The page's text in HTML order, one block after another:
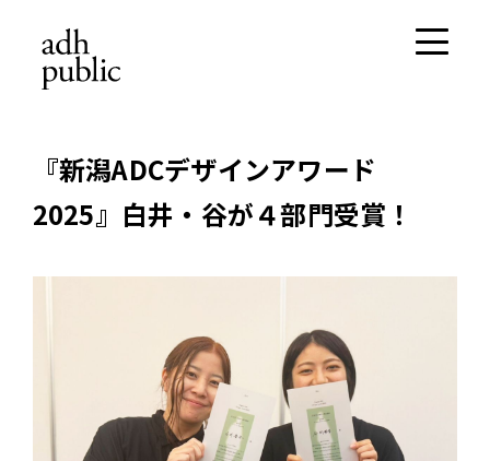
『新潟ADCデザインアワード
2025』白井・谷が４部門受賞！